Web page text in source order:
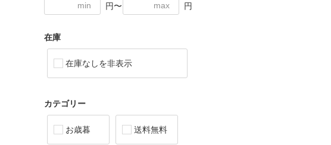
円〜
円
在庫
在庫なしを非表示
カテゴリー
お歳暮 送料無料